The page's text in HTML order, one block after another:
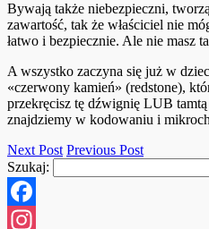
Bywają także niebezpieczni,
zawartość, tak że właściciel nie
łatwo i bezpiecznie. Ale nie masz
A wszystko zaczyna się już w
«czerwony kamień» (redstone),
przekręcisz tę dźwignię LUB
znajdziemy w kodowaniu i
Next Post Previous Post
Szukaj:
Facebook